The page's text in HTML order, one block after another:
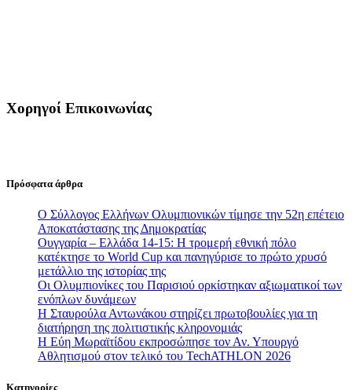
Χορηγοί Επικοινωνίας
Πρόσφατα άρθρα
Ο Σύλλογος Ελλήνων Ολυμπιονικών τίμησε την 52η επέτειο
Αποκατάστασης της Δημοκρατίας
Ουγγαρία – Ελλάδα 14-15: Η τρομερή εθνική πόλο
κατέκτησε το World Cup και πανηγύρισε το πρώτο χρυσό
μετάλλιο της ιστορίας της
Οι Ολυμπιονίκες του Παρισιού ορκίστηκαν αξιωματικοί των
ενόπλων δυνάμεων
Η Σταυρούλα Αντωνάκου στηρίζει πρωτοβουλίες για τη
διατήρηση της πολιτιστικής κληρονομιάς
Η Εύη Μωραϊτίδου εκπροσώπησε τον Αν. Υπουργό
Αθλητισμού στον τελικό του TechATHLON 2026
Κατηγορίες